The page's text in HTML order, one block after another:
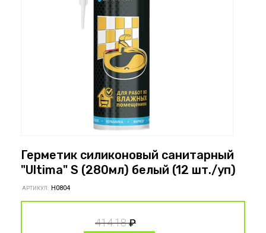
Герметик силиконовый санитарный
"Ultima" S (280мл) белый (12 шт./уп)
АРТИКУЛ: H0804
414.18